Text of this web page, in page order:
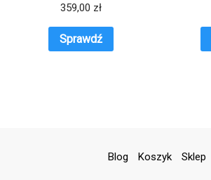
359,00 zł
Sprawdź
Blog Koszyk Sklep